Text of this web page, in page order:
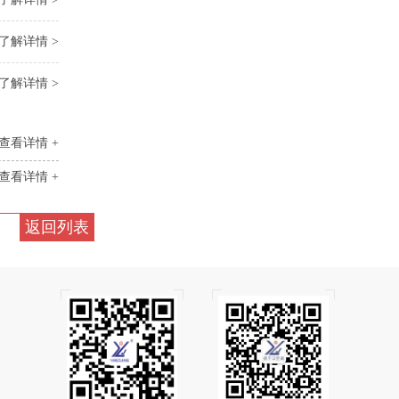
了解详情 >
了解详情 >
看详情 +
看详情 +
返回列表